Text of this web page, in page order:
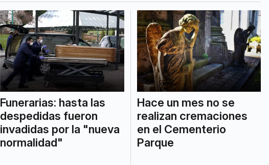
Funerarias: hasta las
despedidas fueron
invadidas por la "nueva
normalidad"
Hace un mes no se
realizan cremaciones
en el Cementerio
Parque